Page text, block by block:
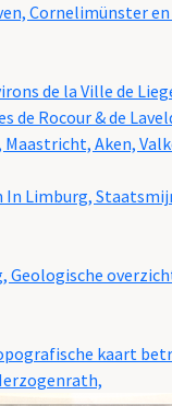
Cornelimünster
de la Ville de
de Rocour & de
Maastricht, Aken,
Limburg,
Geologische
kaart